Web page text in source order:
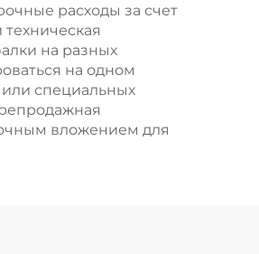
расходы за счет
на разных
на одном
или специальных
вложением для